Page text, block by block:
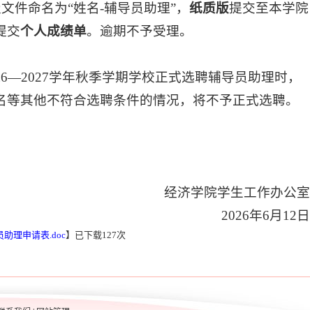
件命名为“姓名-辅导员助理”， 纸质版提交至本学院
交个人成绩单。逾期不予受理。
学年秋季学期学校正式选聘辅导员助理时，
其他不符合选聘条件的情况，将不予正式选聘。
经济学院学生工作办公室
2026年6月12日
助理申请表.doc】已下载127次